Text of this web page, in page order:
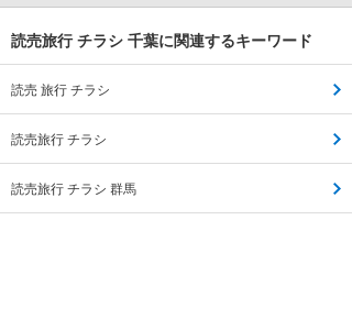
読売旅行 チラシ 千葉に関連するキーワード
読売 旅行 チラシ
読売旅行 チラシ
読売旅行 チラシ 群馬